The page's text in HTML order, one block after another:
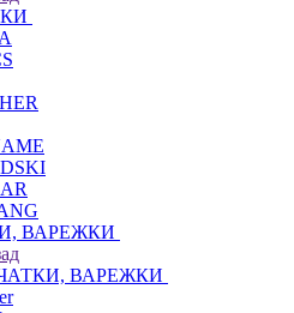
ВАРЕЖКИ
ВАРЕЖКИ